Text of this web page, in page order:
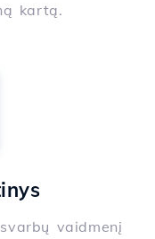
kartą.
vaidmenį